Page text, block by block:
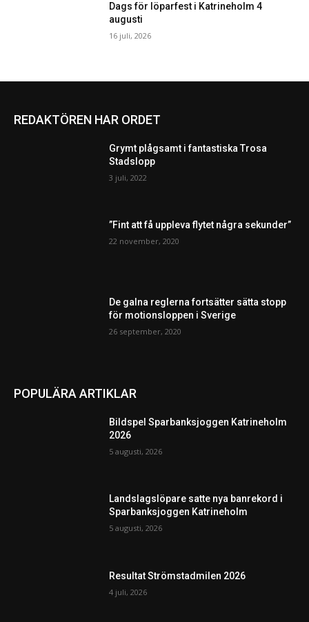
Dags för löparfest i Katrineholm 4
augusti
16 juli, 2026
REDAKTÖREN HAR ORDET
Grymt plågsamt i fantastiska Trosa
Stadslopp
3 juli, 2022
”Fint att få uppleva flytet några sekunder”
22 november, 2020
De galna reglerna fortsätter sätta stopp
för motionsloppen i Sverige
26 september, 2020
POPULÄRA ARTIKLAR
Bildspel Sparbanksjoggen Katrineholm
2026
5 augusti, 2026
Landslagslöpare satte nya banrekord i
Sparbanksjoggen Katrineholm
5 augusti, 2026
Resultat Strömstadmilen 2026
4 juli, 2026